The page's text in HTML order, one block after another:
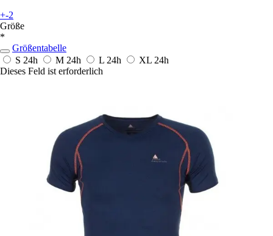
+-2
Größe
*
Größentabelle
S 24h M 24h L 24h XL 24h
Dieses Feld ist erforderlich